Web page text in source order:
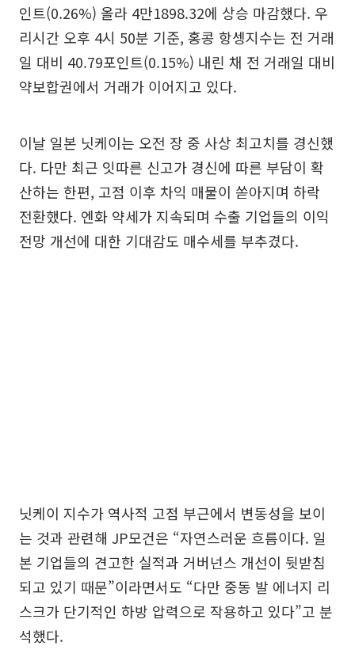
인트(0.26%) 올라 4만1898.32에 상승 마감했다. 우
리시간 오후 4시 50분 기준, 홍콩 항셍지수는 전 거래
일 대비 40.79포인트(0.15%) 내린 채 전 거래일 대비
약보합권에서 거래가 이어지고 있다.
이날 일본 닛케이는 오전 장 중 사상 최고치를 경신했
다. 다만 최근 잇따른 신고가 경신에 따른 부담이 확
산하는 한편, 고점 이후 차익 매물이 쏟아지며 하락
전환했다. 엔화 약세가 지속되며 수출 기업들의 이익
전망 개선에 대한 기대감도 매수세를 부추겼다.
닛케이 지수가 역사적 고점 부근에서 변동성을 보이
는 것과 관련해 JP모건은 “자연스러운 흐름이다. 일
본 기업들의 견고한 실적과 거버넌스 개선이 뒷받침
되고 있기 때문”이라면서도 “다만 중동 발 에너지 리
스크가 단기적인 하방 압력으로 작용하고 있다”고 분
석했다.